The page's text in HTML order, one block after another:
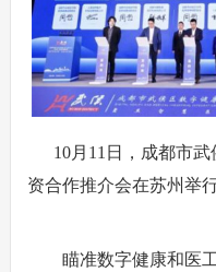
10月11日，成都市武
资合作推介会在苏州举
瞄准数字健康和医工